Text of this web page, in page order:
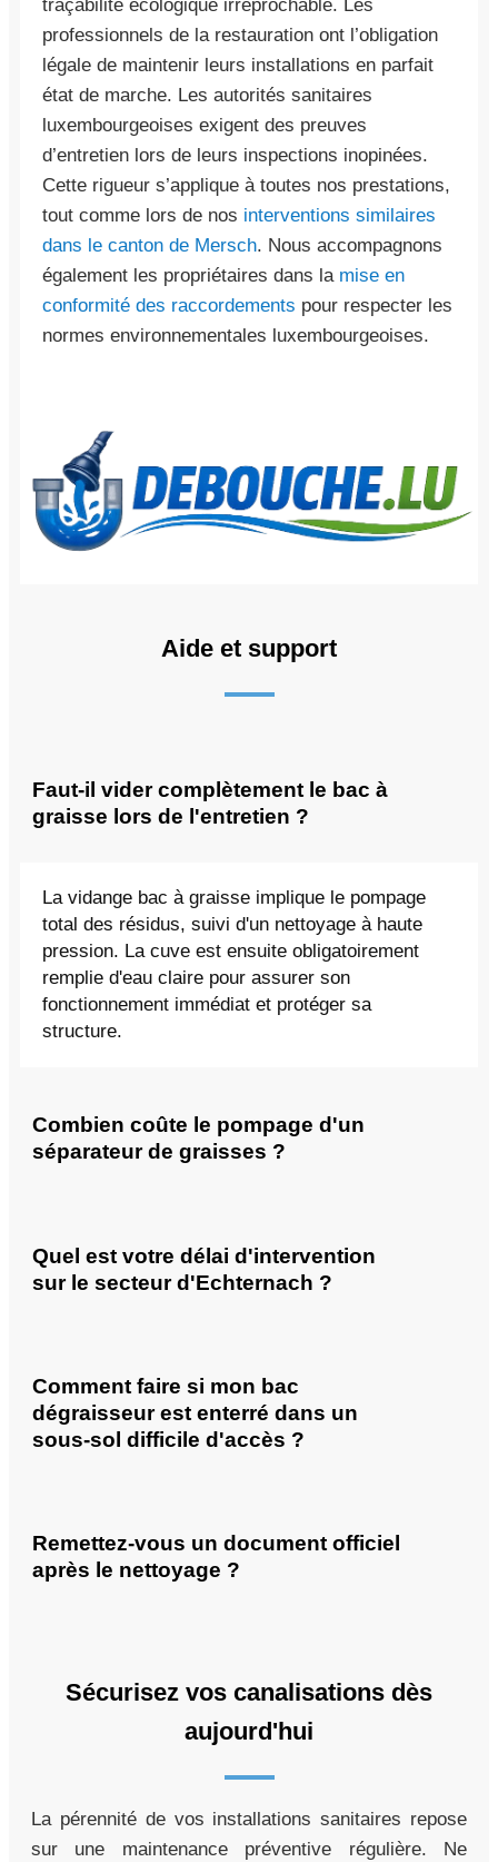
traçabilité écologique irréprochable. Les
professionnels de la restauration ont l’obligation
légale de maintenir leurs installations en parfait
état de marche. Les autorités sanitaires
luxembourgeoises exigent des preuves
d’entretien lors de leurs inspections inopinées.
Cette rigueur s’applique à toutes nos prestations,
tout comme lors de nos interventions similaires
dans le canton de Mersch. Nous accompagnons
également les propriétaires dans la mise en
conformité des raccordements pour respecter les
normes environnementales luxembourgeoises.
Aide et support
Faut-il vider complètement le bac à
graisse lors de l'entretien ?
La vidange bac à graisse implique le pompage
total des résidus, suivi d'un nettoyage à haute
pression. La cuve est ensuite obligatoirement
remplie d'eau claire pour assurer son
fonctionnement immédiat et protéger sa
structure.
Combien coûte le pompage d'un
séparateur de graisses ?
Quel est votre délai d'intervention
sur le secteur d'Echternach ?
Comment faire si mon bac
dégraisseur est enterré dans un
sous-sol difficile d'accès ?
Remettez-vous un document officiel
après le nettoyage ?
Sécurisez vos canalisations dès
aujourd'hui
La pérennité de vos installations sanitaires repose
sur une maintenance préventive régulière. Ne